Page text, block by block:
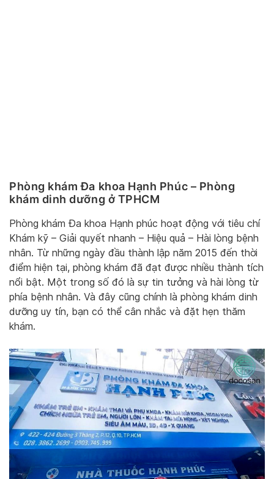
Phòng khám Đa khoa Hạnh Phúc – Phòng
khám dinh dưỡng ở TPHCM
Phòng khám Đa khoa Hạnh phúc hoạt động với tiêu chí
Khám kỹ – Giải quyết nhanh – Hiệu quả – Hài lòng bệnh
nhân. Từ những ngày đầu thành lập năm 2015 đến thời
điểm hiện tại, phòng khám đã đạt được nhiều thành tích
nổi bật. Một trong số đó là sự tin tưởng và hài lòng từ
phía bệnh nhân. Và đây cũng chính là phòng khám dinh
dưỡng uy tín, bạn có thể cân nhắc và đặt hẹn thăm
khám.